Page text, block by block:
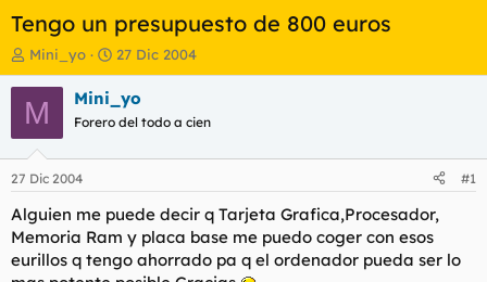
Tengo un presupuesto de 800 euros
I
n
i
c
a
d
o
r
d
e
l
Mini_yo
F
e
c
h
a
i
n
c
i
27 Dic 2004
M Mini_yo
Forero del todo a cien
27 Dic 2004 #1
Alguien me puede decir q Tarjeta Grafica,Procesador,
Memoria Ram y placa base me puedo coger con esos
eurillos q tengo ahorrado pa q el ordenador pueda ser lo